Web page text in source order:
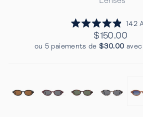
Noté
4.9
sur
142
Prix
Regulier
$150.00
ou 5 paiements de$30.00 avec